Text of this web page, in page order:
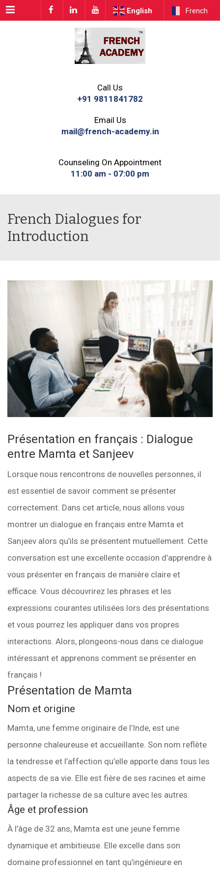
Menu English French
Call Us
+91 9811841782
Email Us
mail@french-academy.in
Counseling On Appointment
11:00 am - 07:00 pm
French Dialogues for
Introduction
Présentation en français : Dialogue
entre Mamta et Sanjeev
Lorsque nous rencontrons de nouvelles personnes, il
est essentiel de savoir comment se présenter
correctement. Dans cet article, nous allons vous
montrer un dialogue en français entre Mamta et
Sanjeev alors qu’ils se présentent mutuellement. Cette
conversation est une excellente occasion d’apprendre à
vous présenter en français de manière claire et
efficace. Vous découvrirez les phrases et les
expressions courantes utilisées lors des présentations
et vous pourrez les appliquer dans vos propres
interactions. Alors, plongeons-nous dans ce dialogue
intéressant et apprenons comment se présenter en
français !
Présentation de Mamta
Nom et origine
Mamta, une femme originaire de l’Inde, est une
personne chaleureuse et accueillante. Son nom reflète
la tendresse et l’affection qu’elle apporte dans tous les
aspects de sa vie. Elle est fière de ses racines et aime
partager la richesse de sa culture avec les autres.
Âge et profession
À l’âge de 32 ans, Mamta est une jeune femme
dynamique et ambitieuse. Elle excelle dans son
domaine professionnel en tant qu’ingénieure en